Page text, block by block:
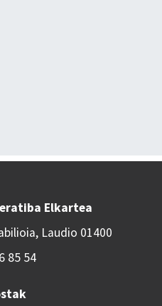
Elkartea
Laudio 01400
85 54